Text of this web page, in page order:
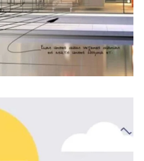
خدمات البناء والتصميم
موشن جرافيك